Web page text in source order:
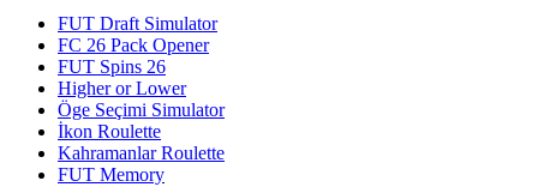
FUT Draft Simulator
FC 26 Pack Opener
FUT Spins 26
Higher or Lower
Öge Seçimi Simulator
İkon Roulette
Kahramanlar Roulette
FUT Memory